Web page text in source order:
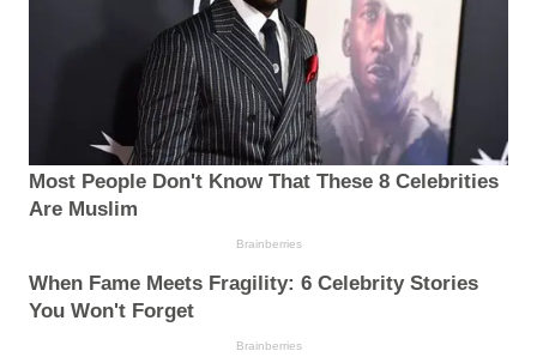
Most People Don't Know That These 8 Celebrities
Are Muslim
Brainberries
When Fame Meets Fragility: 6 Celebrity Stories
You Won't Forget
Brainberries